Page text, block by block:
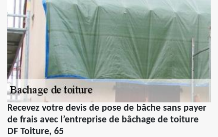
Recevez votre devis de pose de bâche sans payer
de frais avec l’entreprise de bâchage de toiture
DF Toiture, 65